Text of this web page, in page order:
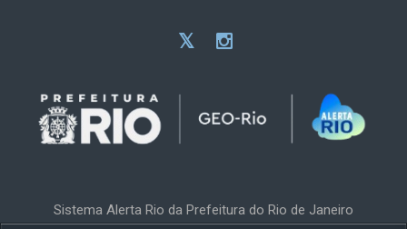
Sistema Alerta Rio da Prefeitura do Rio de Janeiro